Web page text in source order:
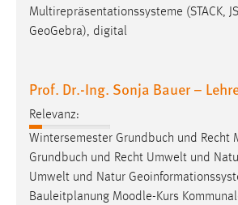
Multirepräsentationssysteme (STACK,
GeoGebra), digital
Prof. Dr.-Ing. Sonja Bauer –
Relevanz:
Wintersemester Grundbuch und Recht
Grundbuch und Recht Umwelt und
Umwelt und Natur
Bauleitplanung Moodle-Kurs